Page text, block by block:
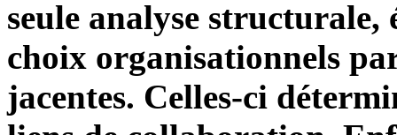
seule analyse
choix organisationnels
jacentes. Celles-ci